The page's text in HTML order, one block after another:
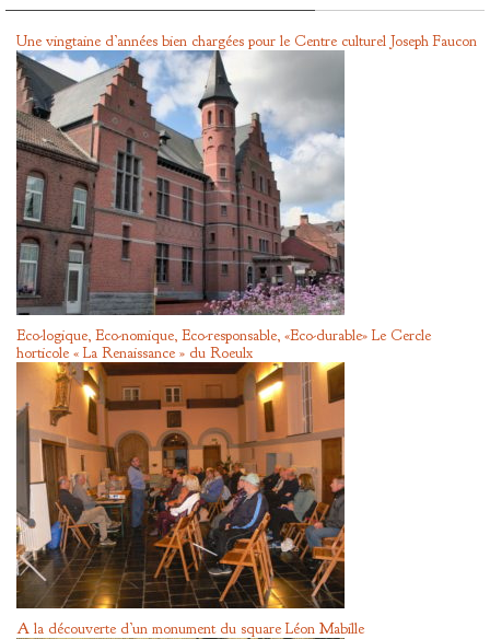
Une vingtaine d’années bien chargées pour le Centre culturel Joseph Faucon
Eco-logique, Eco-nomique, Eco-responsable, «Eco-durable» Le Cercle
horticole « La Renaissance » du Roeulx
A la découverte d’un monument du square Léon Mabille